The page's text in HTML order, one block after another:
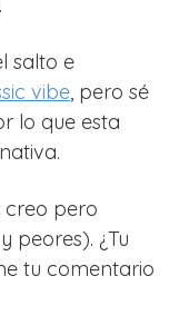
salto e
vibe, pero sé
lo que esta
creo pero
peores). ¿Tu
tu comentario